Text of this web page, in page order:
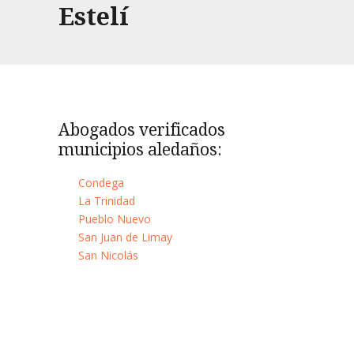
Estelí
Abogados verificados
municipios aledaños:
Condega
La Trinidad
Pueblo Nuevo
San Juan de Limay
San Nicolás